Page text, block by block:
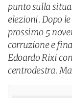
punto sulla
elezioni. Dopo
prossimo 5
corruzione e
Edoardo Rixi
centrodestra.